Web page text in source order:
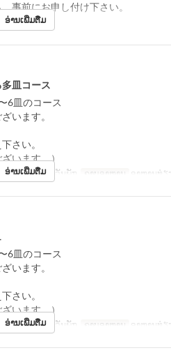
事前にお申し付け下さい。
ານທ່ຽງ
ອ່ານເພີ່ມຕື່ມ
皿コース
6皿のコース
います。
さい。
います。）
, ພຫ, ສູ, ສ, ອາ, ວັນພັກ ຄາບອາຫານ ອາຫານທ່ຽງ
ອ່ານເພີ່ມຕື່ມ
6皿のコース
います。
さい。
います。）
, ພຫ, ສູ, ສ, ອາ, ວັນພັກ ຄາບອາຫານ ອາຫານທ່ຽງ
ອ່ານເພີ່ມຕື່ມ